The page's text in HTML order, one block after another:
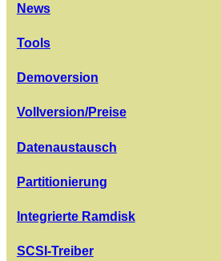
News
Tools
Demoversion
Vollversion/Preise
Datenaustausch
Partitionierung
Integrierte Ramdisk
SCSI-Treiber